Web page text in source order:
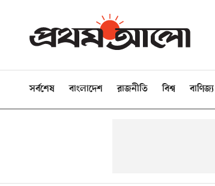
সর্বশেষ বাংলাদেশ রাজনীতি বিশ্ব বাণিজ্য